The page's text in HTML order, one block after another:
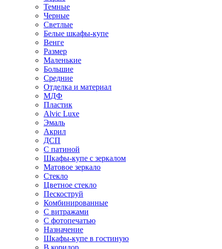
Темные
Черные
Светлые
Белые шкафы-купе
Венге
Размер
Маленькие
Большие
Средние
Отделка и материал
МДФ
Пластик
Alvic Luxe
Эмаль
Акрил
ДСП
С патиной
Шкафы-купе с зеркалом
Матовое зеркало
Стекло
Цветное стекло
Пескоструй
Комбинированные
С витражами
С фотопечатью
Назначение
Шкафы-купе в гостиную
В коридор